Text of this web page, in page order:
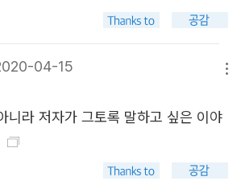
세 계획을 만들어 낸 유리 콘드라튜
카를 폰 프리슈, 80만 명이 굶어 죽
서 식물의 씨앗을 미래의 생물 다양성
라이 바빌로프와 그의 동료들 같은 과
아인슈타인도 풀지 못해 고민했던 문
의 이야기가 앤 드루얀의 우아한 필치
04-15
니라 저자가 그토록 말하고 싶은 이야